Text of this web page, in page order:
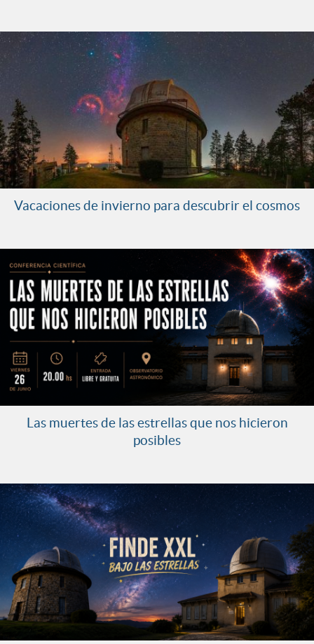
Vacaciones de invierno para descubrir el cosmos
Las muertes de las estrellas que nos hicieron
posibles